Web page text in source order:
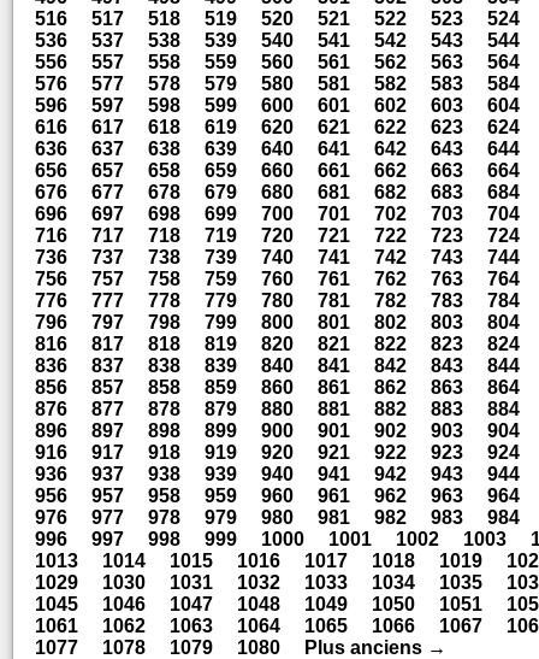
516
517 518 519 520 521 522 523
524
536
537 538 539 540 541 542 543
544
556
557 558 559 560 561 562 563
564
576
577 578 579 580 581 582 583
584
596
597 598 599 600 601 602 603
604
616
617 618 619 620 621 622 623
624
636
637 638 639 640 641 642 643
644
656
657 658 659 660 661 662 663
664
676
677 678 679 680 681 682 683
684
696
697 698 699 700 701 702 703
704
716
717 718 719 720 721 722 723
724
736
737 738 739 740 741 742 743
744
756
757 758 759 760 761 762 763
764
776
777 778 779 780 781 782 783
784
796
797 798 799 800 801 802 803
804
816
817 818 819 820 821 822 823
824
836
837 838 839 840 841 842 843
844
856
857 858 859 860 861 862 863
864
876
877 878 879 880 881 882 883
884
896
897 898 899 900 901 902 903
904
916
917 918 919 920 921 922 923
924
936
937 938 939 940 941 942 943
944
956
957 958 959 960 961 962 963
964
976
977 978 979 980 981 982 983
984
996
997 998 999 1000 1001 1002 1003
1013
1014 1015 1016 1017 1018 1019
1029
1030 1031 1032 1033 1034 1035
1045
1046 1047 1048 1049 1050 1051
1061
1062 1063 1064 1065 1066 1067
1077
1078 1079 1080 Plus anciens →